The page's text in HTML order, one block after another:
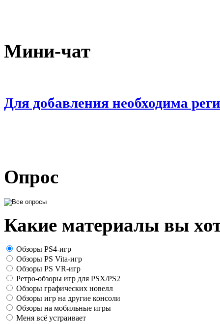
Мини-чат
Для добавления необходима
Опрос
Какие материалы вы
Обзоры PS4-игр
Обзоры PS Vita-игр
Обзоры PS VR-игр
Ретро-обзоры игр для PSX/PS2
Обзоры графических новелл
Обзоры игр на другие консоли
Обзоры на мобильные игры
Меня всё устраивает